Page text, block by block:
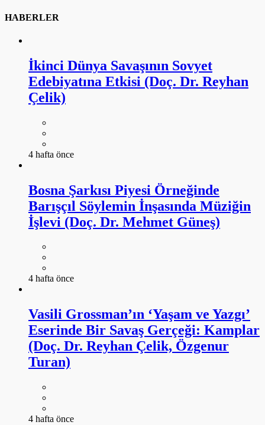
HABERLER
İkinci Dünya Savaşının Sovyet
Edebiyatına Etkisi (Doç. Dr. Reyhan
Çelik)
4 hafta önce
Bosna Şarkısı Piyesi Örneğinde
Barışçıl Söylemin İnşasında Müziğin
İşlevi (Doç. Dr. Mehmet Güneş)
4 hafta önce
Vasili Grossman’ın ‘Yaşam ve Yazgı’
Eserinde Bir Savaş Gerçeği: Kamplar
(Doç. Dr. Reyhan Çelik, Özgenur
Turan)
4 hafta önce